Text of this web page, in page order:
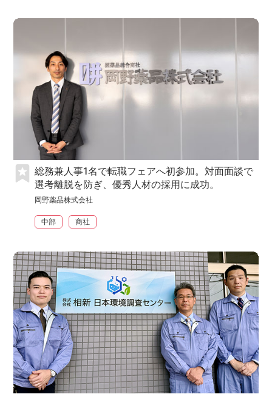
総務兼人事1名で転職フェアへ初参加。対面面談で
選考離脱を防ぎ、優秀人材の採用に成功。
岡野薬品株式会社
中部 商社